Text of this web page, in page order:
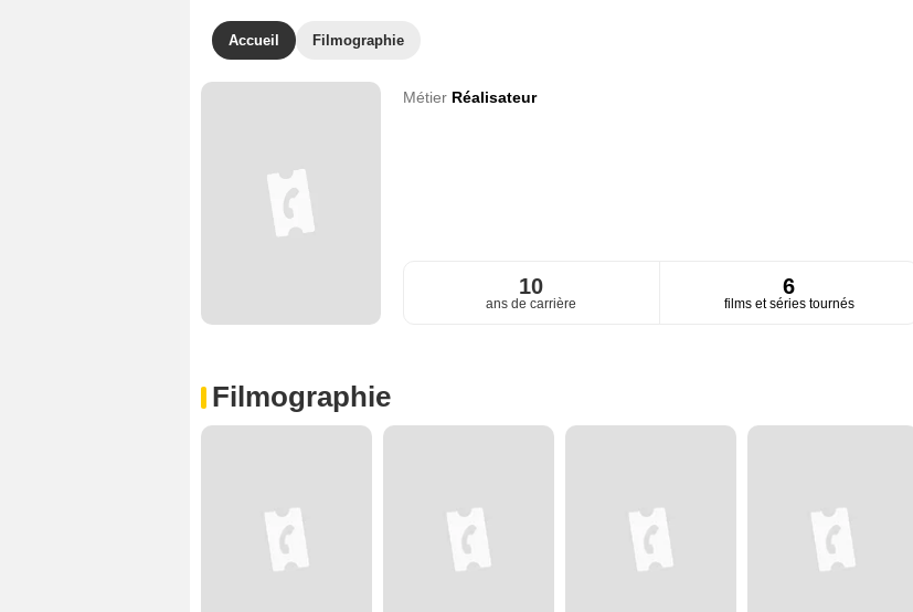
Accueil Filmographie
Métier Réalisateur
10
ans de carrière
6
films et séries tournés
Filmographie